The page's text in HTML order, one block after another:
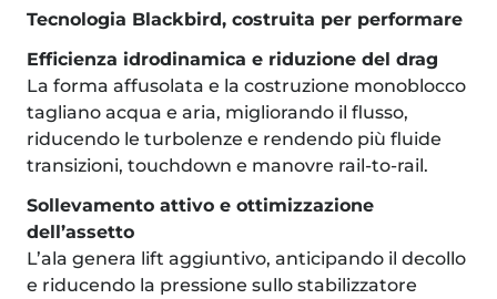
Tecnologia Blackbird, costruita per performare
Efficienza idrodinamica e riduzione del drag
La forma affusolata e la costruzione monoblocco
tagliano acqua e aria, migliorando il flusso,
riducendo le turbolenze e rendendo più fluide
transizioni, touchdown e manovre rail-to-rail.
Sollevamento attivo e ottimizzazione
dell’assetto
L’ala genera lift aggiuntivo, anticipando il decollo
e riducendo la pressione sullo stabilizzatore